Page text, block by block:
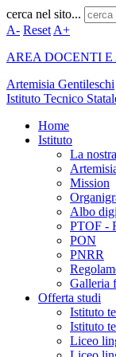
cerca nel sito...
A- Reset A+
AREA DOCENTI E
Artemisia Gentileschi
Istituto Tecnico
Home
Istituto
La
Mission
Albo
PTOF -
PON
PNRR
Galleria
Offerta studi
Istituto
Istituto
Liceo